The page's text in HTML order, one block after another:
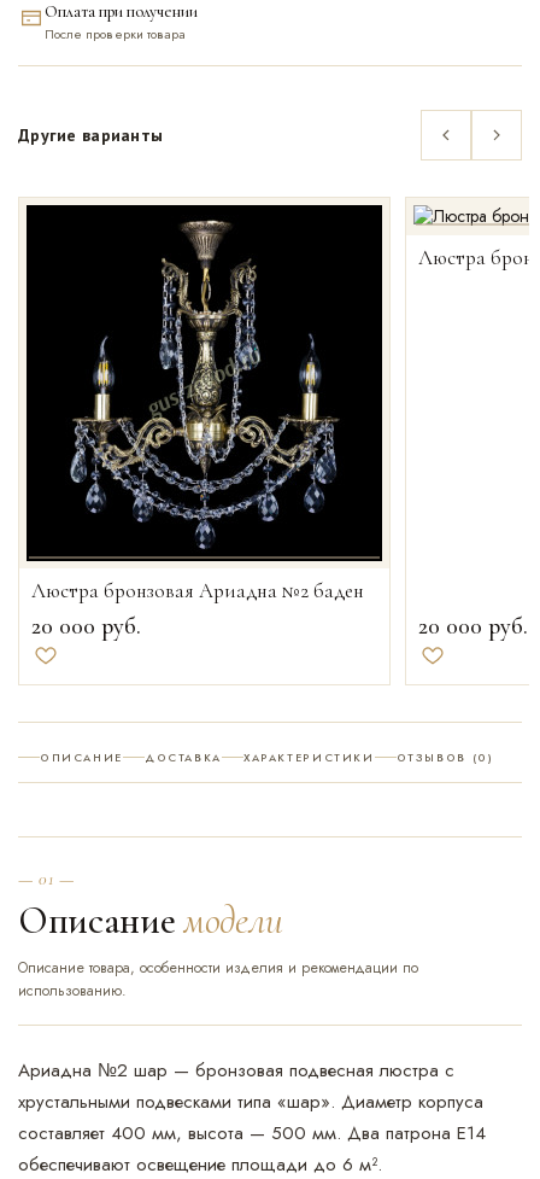
Оплата при получении
После проверки товара
Другие варианты
Люстра бронзовая Ариадна №2 баден
20 000 руб.
Добавить в избранное
Люстра
20 000 руб.
Добавить в
ОПИСАНИЕ ДОСТАВКА ХАРАКТЕРИСТИКИ ОТЗЫВОВ (0)
— 01 —
Описаниемодели
Описание товара, особенности изделия и рекомендации по
использованию.
Ариадна №2 шар — бронзовая подвесная люстра с
хрустальными подвесками типа «шар». Диаметр корпуса
составляет 400 мм, высота — 500 мм. Два патрона Е14
обеспечивают освещение площади до 6 м².